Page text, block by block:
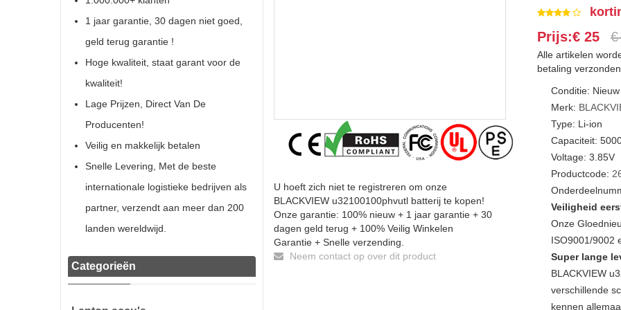
1 jaar garantie, 30 dagen niet goed,
geld terug garantie !
Hoge kwaliteit, staat garant voor de
kwaliteit!
Lage Prijzen, Direct Van De
Producenten!
Veilig en makkelijk betalen
Snelle Levering, Met de beste
internationale logistieke bedrijven als
partner, verzendt aan meer dan 200
landen wereldwijd.
Categorieën
U hoeft zich niet te registreren om onze
BLACKVIEW u32100100phvutl batterij te kopen!
Onze garantie: 100% nieuw + 1 jaar garantie + 30
dagen geld terug + 100% Veilig Winkelen
Garantie + Snelle verzending.
Neem contact op over dit product
Prijs:€ 25 €
Alle artikelen
betaling
Conditie: Nieuw
Merk:
Type: Li-ion
Capaciteit:
Voltage: 3.85V
Productcode:
Veiligheid
Onze
ISO9001/9002
Super lange
BLACKVIEW
verschillende
kennen